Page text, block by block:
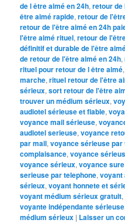
de l être aimé en 24h,retour de
être aimé rapide,retour de
retour de l'être aimé en 24h
l'être aimé rituel,retour de
définitif et durable de l'être
de retour de l'être aimé en 24h,
rituel pour retour de l être aimé
marche,rituel retour de l'être
sérieux,sort retour de l'être
trouver un médium sérieux,
audiotel sérieuse et fiable,
voyance mail sérieuse,
audiotel serieuse,voyance
par mail,voyance sérieuse par
complaisance,voyance
voyance sérieux,voyance
serieuse par telephone,voyant
sérieux,voyant honnete et
voyant médium sérieux gratuit,
voyante indépendante sérieuse
médium sérieux | Laisser un